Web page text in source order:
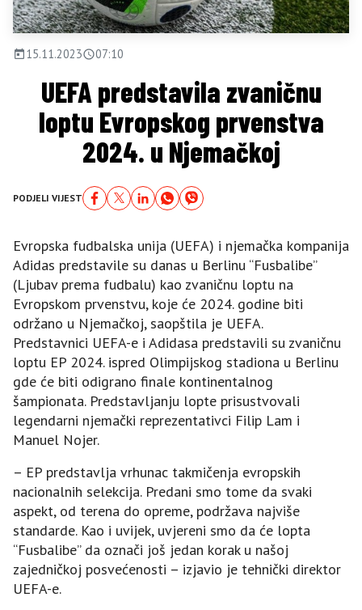
15.11.2023 07:10
UEFA predstavila zvaničnu
loptu Evropskog prvenstva
2024. u Njemačkoj
PODJELI VIJEST
Evropska fudbalska unija (UEFA) i njemačka kompanija
Adidas predstavile su danas u Berlinu “Fusbalibe”
(Ljubav prema fudbalu) kao zvaničnu loptu na
Evropskom prvenstvu, koje će 2024. godine biti
održano u Njemačkoj, saopštila je UEFA.
Predstavnici UEFA-e i Adidasa predstavili su zvaničnu
loptu EP 2024. ispred Olimpijskog stadiona u Berlinu
gde će biti odigrano finale kontinentalnog
šampionata. Predstavljanju lopte prisustvovali
legendarni njemački reprezentativci Filip Lam i
Manuel Nojer.
– EP predstavlja vrhunac takmičenja evropskih
nacionalnih selekcija. Predani smo tome da svaki
aspekt, od terena do opreme, podržava najviše
standarde. Kao i uvijek, uvjereni smo da će lopta
“Fusbalibe” da označi još jedan korak u našoj
zajedničkoj posvećenosti – izjavio je tehnički direktor
UEFA-e.